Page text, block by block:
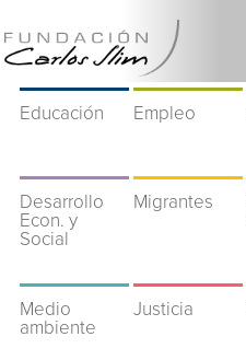
Educación Empleo
Desarrollo
Econ. y
Social
Migrantes
Medio
ambiente
Justicia